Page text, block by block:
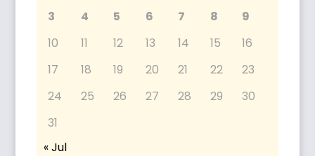
3
4 5 6 7 8
9
10
11 12 13 14 15
16
17
18 19 20 21 22
23
24
25 26 27 28 29
30
31
« Jul